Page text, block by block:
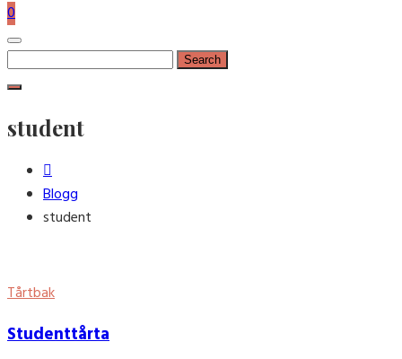
0
Search
for:
student
Blogg
student
Tårtbak
Studenttårta